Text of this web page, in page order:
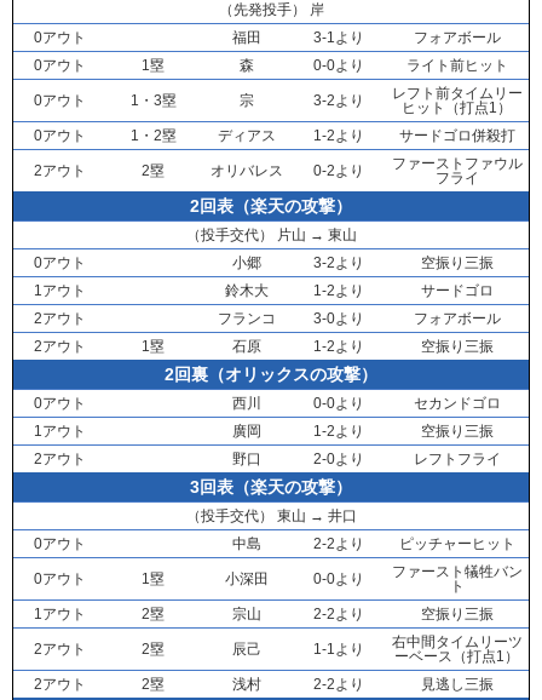
（先発投手）
岸
0アウト
福田 3-1より
フォアボール
0アウト
1塁 森 0-0より ライト前ヒット
0アウト 1・3塁 宗 3-2より
レフト前タイムリー
ヒット（打点1）
0アウト
1・2塁 ディアス 1-2より サードゴロ併殺打
2アウト 2塁 オリバレス 0-2より
ファーストファウル
フライ
2回表（楽天の攻撃）
（投手交代） 片山 → 東山
0アウト
小郷 3-2より
空振り三振
1アウト
鈴木大 1-2より
サードゴロ
2アウト
フランコ 3-0より
フォアボール
2アウト
1塁 石原 1-2より 空振り三振
2回裏（オリックスの攻撃）
0アウト 西川 0-0より
セカンドゴロ
1アウト
廣岡 1-2より
空振り三振
2アウト
野口 2-0より レフトフライ
3回表（楽天の攻撃）
（投手交代） 東山 → 井口
0アウト
中島 2-2より ピッチャーヒット
0アウト 1塁 小深田 0-0より
ファースト犠牲バン
ト
1アウト
2塁 宗山 2-2より 空振り三振
2アウト 2塁 辰己 1-1より
右中間タイムリーツ
ーベース（打点1）
2アウト
2塁 浅村 2-2より 見逃し三振